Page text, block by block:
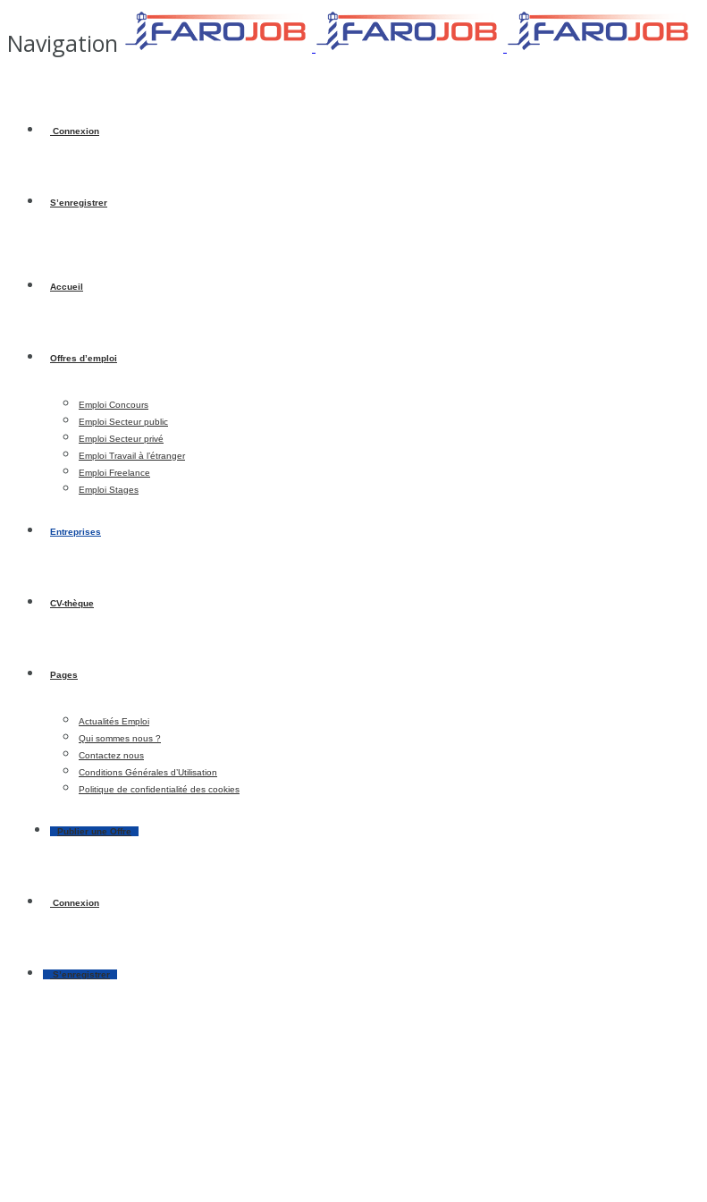
Navigation
Connexion
S’enregistrer
Accueil
Offres d’emploi
Emploi Concours
Emploi Secteur public
Emploi Secteur privé
Emploi Travail à l’étranger
Emploi Freelance
Emploi Stages
Entreprises
CV-thèque
Pages
Actualités Emploi
Qui sommes nous ?
Contactez nous
Conditions Générales d’Utilisation
Politique de confidentialité des cookies
Publier une Offre
Connexion
S’enregistrer